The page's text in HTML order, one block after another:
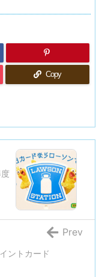
Copy
ントカード
Prev